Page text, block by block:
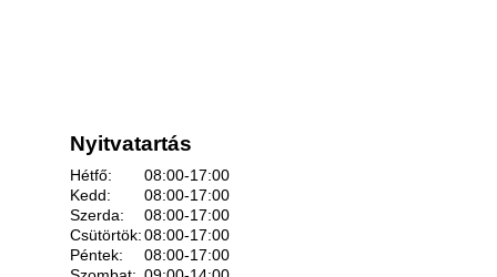
Nyitvatartás
Hétfő:
08:00-17:00
Kedd:
08:00-17:00
Szerda:
08:00-17:00
Csütörtök:08:00-17:00
Péntek:
08:00-17:00